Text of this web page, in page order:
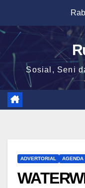
content
Sosial, Seni
ADVERTORIAL AGENDA